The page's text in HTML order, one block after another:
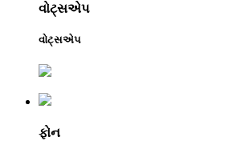
વોટ્સએપ
વોટ્સએપ
ફોન